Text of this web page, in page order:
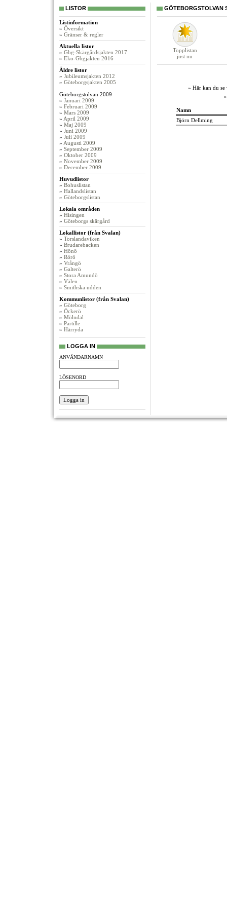
LISTOR
Listinformation
» Översikt
» Gränser & regler
Aktuella listor
» Gbg-Skärgårdsjakten 2017
» Eko-Gbgjakten 2016
Äldre listor
» Jubileumsjakten 2012
» Göteborgsjakten 2005
Göteborgstolvan 2009
» Januari 2009
» Februari 2009
» Mars 2009
» April 2009
» Maj 2009
» Juni 2009
» Juli 2009
» Augusti 2009
» September 2009
» Oktober 2009
» November 2009
» December 2009
Huvudlistor
» Bohuslistan
» Hallandslistan
» Göteborgslistan
Lokala områden
» Hisingen
» Göteborgs skärgård
Lokallistor (från Svalan)
» Torslandaviken
» Brudarebacken
» Hönö
» Rörö
» Vrångö
» Galterö
» Stora Amundö
» Välen
» Smithska udden
Kommunlistor (från Svalan)
» Göteborg
» Öckerö
» Mölndal
» Partille
» Härryda
LOGGA IN
ANVÄNDARNAMN
LÖSENORD
GÖTEBORGSTOLVAN
Topplistan
just nu
» Här kan du se
Namn
Björn Dellming